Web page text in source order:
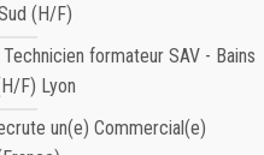
(H/F)
formateur SAV - Bains
F) Lyon
un(e) Commercial(e)